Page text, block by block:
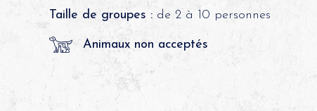
Taille de groupes :de 2 à 10 personnes
Animaux non acceptés